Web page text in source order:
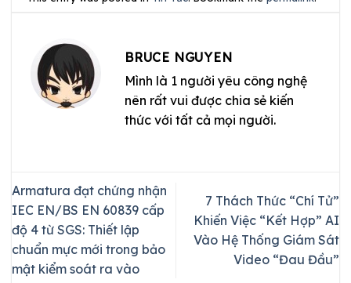
BRUCE NGUYEN
Mình là 1 người yêu công nghệ
nên rất vui được chia sẻ kiến
thức với tất cả mọi người.
Armatura đạt chứng nhận
IEC EN/BS EN 60839 cấp
độ 4 từ SGS: Thiết lập
chuẩn mực mới trong bảo
mật kiểm soát ra vào
7 Thách Thức “Chí Tử”
Khiến Việc “Kết Hợp” AI
Vào Hệ Thống Giám Sát
Video “Đau Đầu”